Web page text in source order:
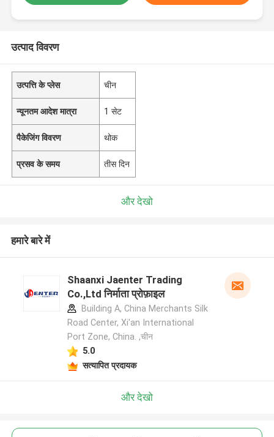
उत्पाद विवरण
उत्पत्ति के प्लेस चीन
न्यूनतम आदेश मात्रा 1 सेट
पैकेजिंग विवरण थोक
प्रसव के समय तीस दिन
और देखो
हमारे बारे में
Shaanxi Jaenter Trading
Co.,Ltd निर्माता प्रोफ़ाइल
Building A, China Merchants Silk
Road Center, Xi'an International
Port Zone, China. ,चीन
5.0
सत्यापित प्रदायक
और देखो